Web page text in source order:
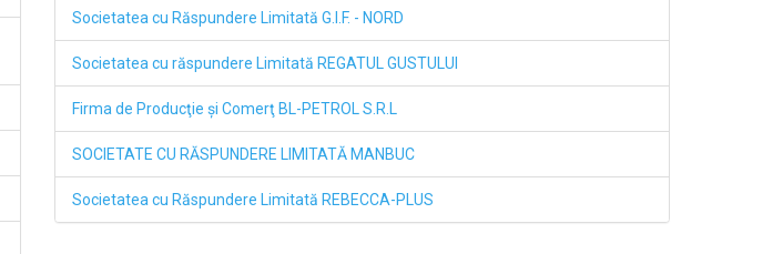
Societatea cu Răspundere Limitată G.I.F. - NORD
Societatea cu răspundere Limitată REGATUL GUSTULUI
Firma de Producţie şi Comerţ BL-PETROL S.R.L
SOCIETATE CU RĂSPUNDERE LIMITATĂ MANBUC
Societatea cu Răspundere Limitată REBECCA-PLUS